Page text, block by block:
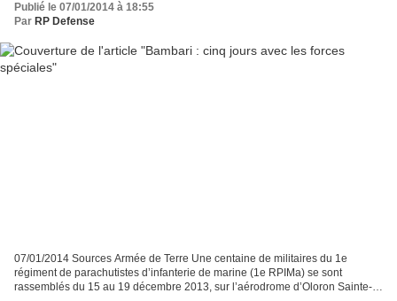
Publié le 07/01/2014 à 18:55
Par RP Defense
07/01/2014 Sources Armée de Terre Une centaine de militaires du 1e
régiment de parachutistes d’infanterie de marine (1e RPIMa) se sont
rassemblés du 15 au 19 décembre 2013, sur l’aérodrome d’Oloron Sainte-